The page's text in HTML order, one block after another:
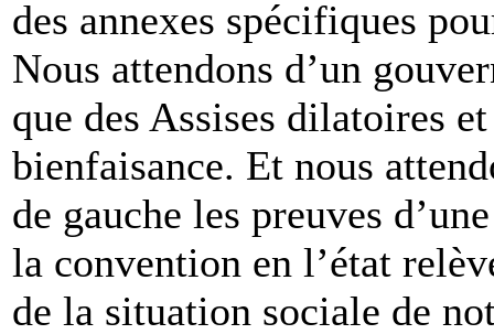
des annexes spécifiques
Nous attendons d’un
que des Assises dilatoires
bienfaisance. Et nous
de gauche les preuves
la convention en l’état
de la situation sociale de